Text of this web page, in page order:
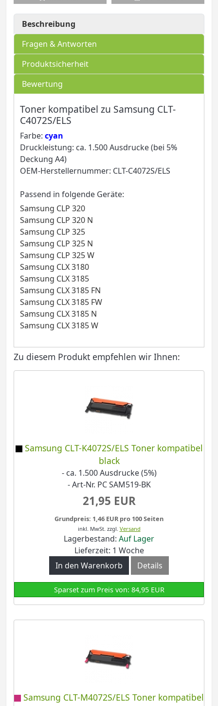
Beschreibung
Fragen & Antworten
Produktsicherheit
Bewertung
Toner kompatibel zu Samsung CLT-
C4072S/ELS
Farbe: cyan
Druckleistung: ca. 1.500 Ausdrucke (bei 5%
Deckung A4)
OEM-Herstellernummer: CLT-C4072S/ELS
Passend in folgende Geräte:
Samsung CLP 320
Samsung CLP 320 N
Samsung CLP 325
Samsung CLP 325 N
Samsung CLP 325 W
Samsung CLX 3180
Samsung CLX 3185
Samsung CLX 3185 FN
Samsung CLX 3185 FW
Samsung CLX 3185 N
Samsung CLX 3185 W
Zu diesem Produkt empfehlen wir Ihnen:
Samsung CLT-K4072S/ELS Toner kompatibel
black
- ca. 1.500 Ausdrucke (5%)
- Art-Nr. PC SAM519-BK
21,95 EUR
Grundpreis: 1,46 EUR pro 100 Seiten
inkl. MwSt. zzgl. Versand
Lagerbestand: Auf Lager
Lieferzeit: 1 Woche
In den Warenkorb
Details
Sparset zum Preis von: 84,95 EUR
Samsung CLT-M4072S/ELS Toner kompatibel